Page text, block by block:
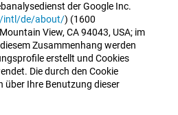
der Google Inc.
intl/de/about/) (1600
View, CA 94043, USA; im
Zusammenhang werden
erstellt und Cookies
Die durch den Cookie
Ihre Benutzung dieser